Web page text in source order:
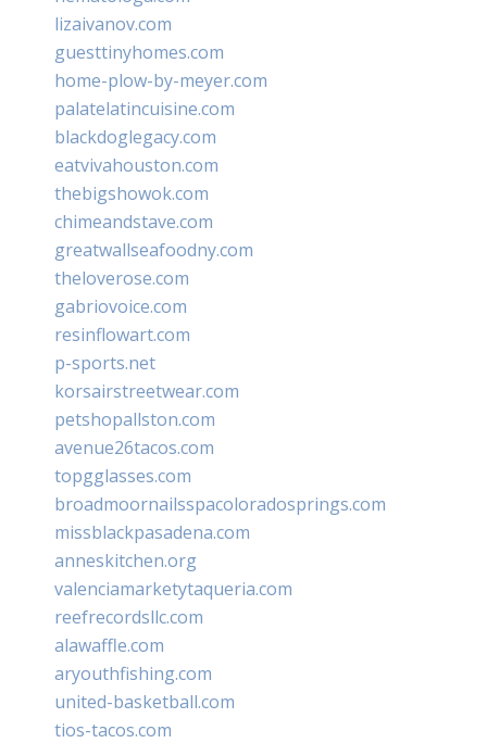
lizaivanov.com
guesttinyhomes.com
home-plow-by-meyer.com
palatelatincuisine.com
blackdoglegacy.com
eatvivahouston.com
thebigshowok.com
chimeandstave.com
greatwallseafoodny.com
theloverose.com
gabriovoice.com
resinflowart.com
p-sports.net
korsairstreetwear.com
petshopallston.com
avenue26tacos.com
topgglasses.com
broadmoornailsspacoloradosprings.com
missblackpasadena.com
anneskitchen.org
valenciamarketytaqueria.com
reefrecordsllc.com
alawaffle.com
aryouthfishing.com
united-basketball.com
tios-tacos.com